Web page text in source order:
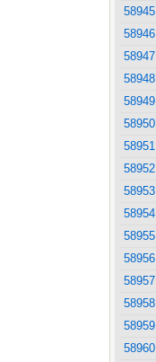
58945
58946
58947
58948
58949
58950
58951
58952
58953
58954
58955
58956
58957
58958
58959
58960